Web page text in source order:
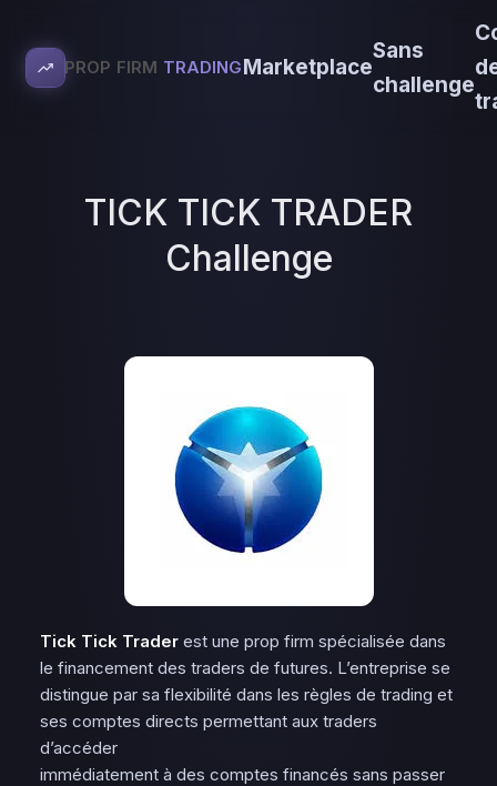
PROP FIRM TRADINGMarketplace
Sans
challenge
TICK TICK TRADER
Challenge
Tick Tick Trader est une prop firm spécialisée dans
le financement des traders de futures. L’entreprise se
distingue par sa flexibilité dans les règles de trading et
ses comptes directs permettant aux traders
d’accéder
immédiatement à des comptes financés sans passer